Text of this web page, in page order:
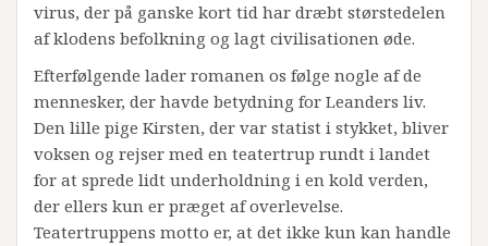
virus, der på ganske kort tid har dræbt størstedelen
af klodens befolkning og lagt civilisationen øde.
Efterfølgende lader romanen os følge nogle af de
mennesker, der havde betydning for Leanders liv.
Den lille pige Kirsten, der var statist i stykket, bliver
voksen og rejser med en teatertrup rundt i landet
for at sprede lidt underholdning i en kold verden,
der ellers kun er præget af overlevelse.
Teatertruppens motto er, at det ikke kun kan handle